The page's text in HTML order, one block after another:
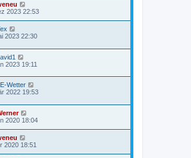
2023 22:53
2023 22:30
2023 19:11
Wetter
2022 19:53
2020 18:04
2020 18:51